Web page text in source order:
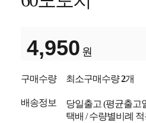
4,950 원
구매수량 최소구매수량2개
배송정보 당일출고 (평균출고
택배 / 수량별비례 적